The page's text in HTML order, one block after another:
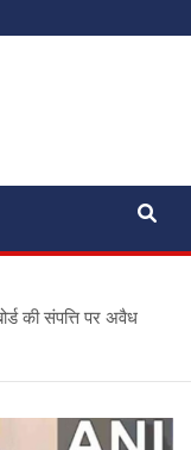
की संपत्ति पर अवैध